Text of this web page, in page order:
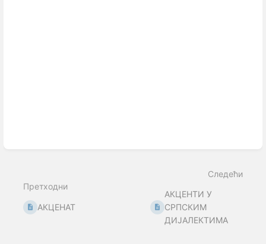
Претходни
АКЦЕНАТ
Следећи
АКЦЕНТИ У
СРПСКИМ
ДИЈАЛЕКТИМА